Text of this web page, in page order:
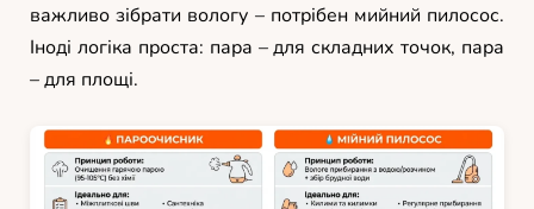
важливо зібрати вологу – потрібен мийний пилосос.
Іноді логіка проста: пара – для складних точок, пара
– для площі.